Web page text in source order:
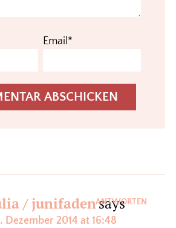
Email*
/ junifadensays
Dezember 2014 at 16:48
ANTWORTEN